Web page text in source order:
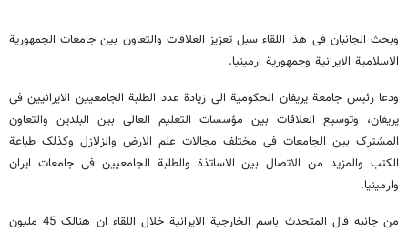
وبحث الجانبان فی هذا اللقاء سبل تعزیز العلاقات والتعاون بین جامعات الجمهوریة
الاسلامیة الایرانیة وجمهوریة ارمینیا.
ودعا رئیس جامعة یریفان الحکومیة الی زیادة عدد الطلبة الجامعیین الایرانیین فی
یریفان، وتوسیع العلاقات بین مؤسسات التعلیم العالی بین البلدین والتعاون
المشترک بین الجامعات فی مختلف مجالات علم الارض والزلازل وکذلک طباعة
الکتب والمزید من الاتصال بین الاساتذة والطلبة الجامعیین فی جامعات ایران
وارمینیا.
من جانبه قال المتحدث باسم الخارجیة الایرانیة خلال اللقاء ان هنالک 45 ملیون